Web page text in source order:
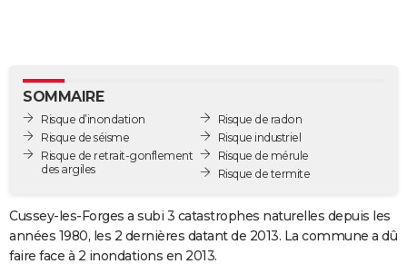
BONS PLANS
CARTE DE VOEUX
Carte de Noël
Carte Bonne année
Carte Saint-Valentin
Carte Pâques
Carte d'anniversaire
DICTIONNAIRE
COPAINS D'AVANT
SOMMAIRE
Risque d’inondation
Risque de séisme
Risque de retrait-gonflement
des argiles
Risque de radon
Risque industriel
Risque de mérule
Risque de termite
Cussey-les-Forges a subi 3 catastrophes naturelles depuis les
années 1980, les 2 dernières datant de 2013. La commune a dû
faire face à 2 inondations en 2013.